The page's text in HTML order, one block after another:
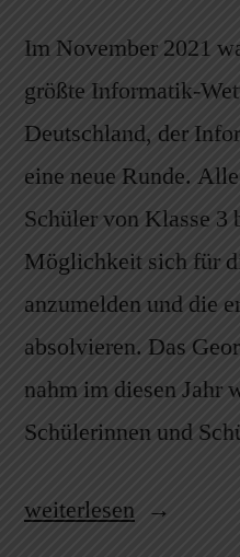
Im November 2021
größte Informatik-
Deutschland, der
eine neue Runde.
Schüler von Klasse 3
Möglichkeit sich für
anzumelden und die
absolvieren. Das
nahm im diesen Jahr
Schülerinnen und
weiterlesen